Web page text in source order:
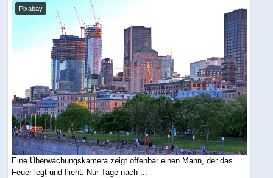
Pixabay
Eine Überwachungskamera zeigt offenbar einen Mann, der das
Feuer legt und flieht. Nur Tage nach ...